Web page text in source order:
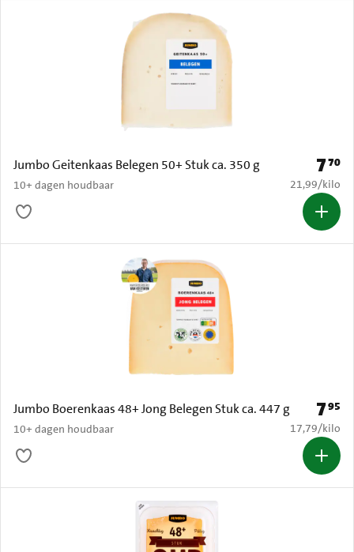
Jumbo Geitenkaas Belegen 50+ Stuk ca. 350 g
10+ dagen houdbaar
Prijs:
770
€ 21,99 per
21,99/kilo
Jumbo Boerenkaas 48+ Jong Belegen Stuk ca. 447 g
10+ dagen houdbaar
Prijs:
795
€ 17,79 per
17,79/kilo